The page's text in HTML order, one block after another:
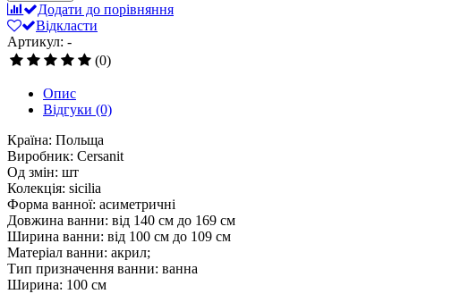
Додати до порівняння
Відкласти
Артикул: -
(0)
Опис
Відгуки (0)
Країна: Польща
Виробник: Cersanit
Од змін: шт
Колекція: sicilia
Форма ванної: асиметричні
Довжина ванни: від 140 см до 169 см
Ширина ванни: від 100 см до 109 см
Матеріал ванни: акрил;
Тип призначення ванни: ванна
Ширина: 100 см